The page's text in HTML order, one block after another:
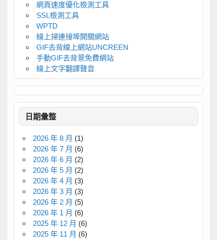
網頁速度優化檢測工具
SSL檢測工具
WPTD
線上掃連接埠開關網站
GIF去背線上網站UNCREEN
手動GIF去背景免費網站
線上文字翻譯聲音
日期彙整
2026 年 8 月 (1)
2026 年 7 月 (6)
2026 年 6 月 (2)
2026 年 5 月 (2)
2026 年 4 月 (3)
2026 年 3 月 (3)
2026 年 2 月 (5)
2026 年 1 月 (6)
2025 年 12 月 (6)
2025 年 11 月 (6)